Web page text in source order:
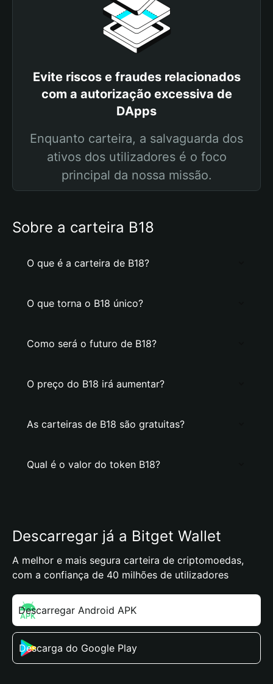
Evite riscos e fraudes relacionados
com a autorização excessiva de
DApps
Enquanto carteira, a salvaguarda dos
ativos dos utilizadores é o foco
principal da nossa missão.
Sobre a carteira B18
O que é a carteira de B18?
O que torna o B18 único?
Como será o futuro de B18?
O preço do B18 irá aumentar?
As carteiras de B18 são gratuitas?
Qual é o valor do token B18?
Descarregar já a Bitget Wallet
A melhor e mais segura carteira de criptomoedas,
com a confiança de 40 milhões de utilizadores
Descarregar Android APK
Descarga do Google Play